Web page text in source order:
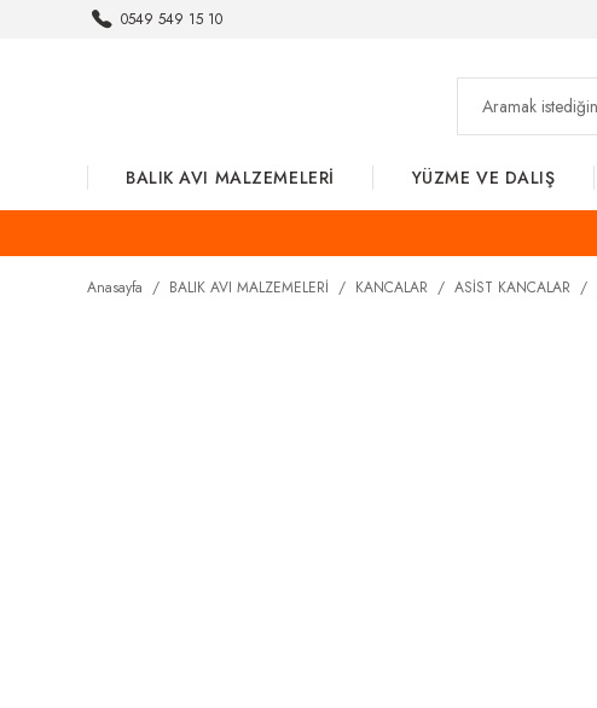
0549 549 15 10
BALIK AVI MALZEMELERİ YÜZME VE DALIŞ
Anasayfa BALIK AVI MALZEMELERİ KANCALAR ASİST KANCALAR